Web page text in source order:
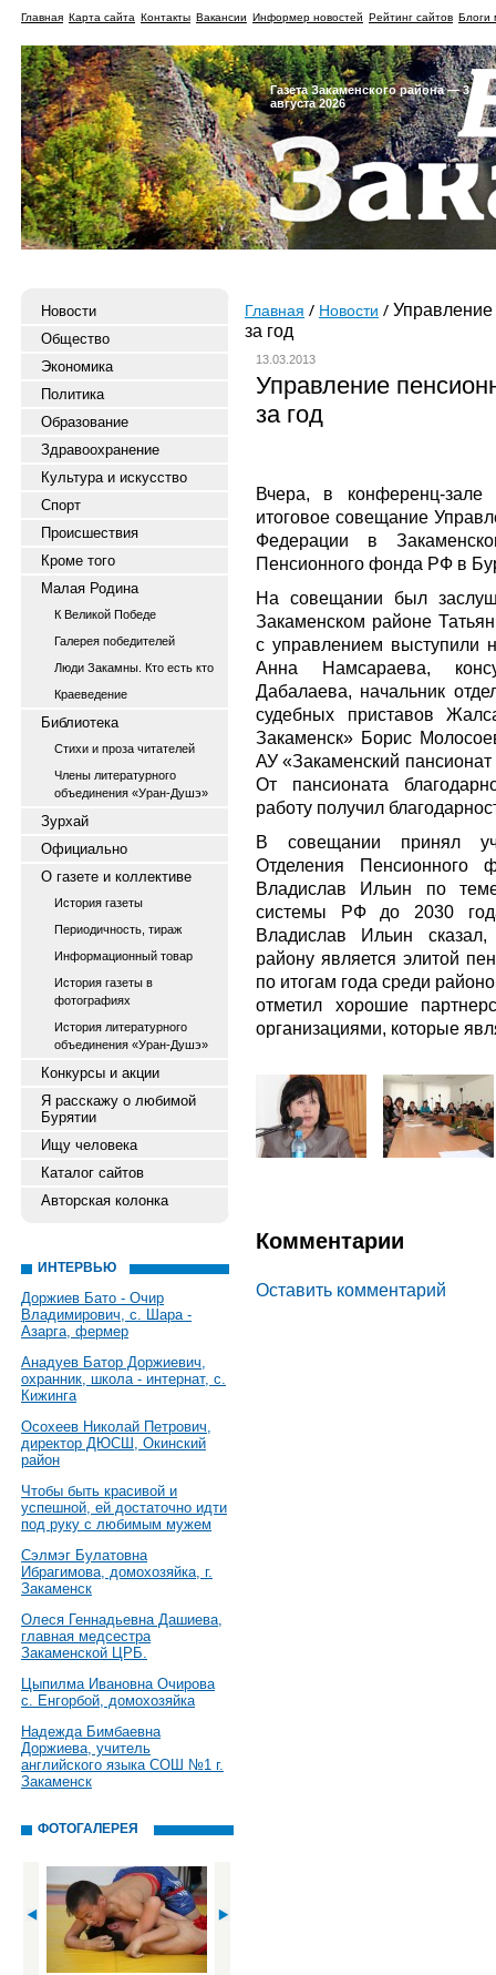
Главная Карта сайта Контакты Вакансии Информер новостей Рейтинг сайтов Блоги
Газета Закаменского района — 3
августа 2026
Новости
Общество
Экономика
Политика
Образование
Здравоохранение
Культура и искусство
Спорт
Происшествия
Кроме того
Малая Родина
К Великой Победе
Галерея победителей
Люди Закамны. Кто есть кто
Краеведение
Библиотека
Стихи и проза читателей
Члены литературного
объединения «Уран-Душэ»
Зурхай
Официально
О газете и коллективе
История газеты
Периодичность, тираж
Информационный товар
История газеты в
фотографиях
История литературного
объединения «Уран-Душэ»
Конкурсы и акции
Я расскажу о любимой
Бурятии
Ищу человека
Каталог сайтов
Авторская колонка
ИНТЕРВЬЮ
Доржиев Бато - Очир
Владимирович, с. Шара -
Азарга, фермер
Анадуев Батор Доржиевич,
охранник, школа - интернат, с.
Кижинга
Осохеев Николай Петрович,
директор ДЮСШ, Окинский
район
Чтобы быть красивой и
успешной, ей достаточно идти
под руку с любимым мужем
Сэлмэг Булатовна
Ибрагимова, домохозяйка, г.
Закаменск
Олеся Геннадьевна Дашиева,
главная медсестра
Закаменской ЦРБ.
Цыпилма Ивановна Очирова
с. Енгорбой, домохозяйка
Надежда Бимбаевна
Доржиева, учитель
английского языка СОШ №1 г.
Закаменск
ФОТОГАЛЕРЕЯ
Главная Новости
Управление
за год
13.03.2013
Управление
за год
Вчера, в конференц-зале
итоговое совещание
Федерации в
Пенсионного фонда РФ в
На совещании был
Закаменском районе
с управлением выступили
Анна Намсараева,
Дабалаева, начальник
судебных приставов
Закаменск» Борис
АУ «Закаменский
От пансионата
работу получил
В совещании принял
Отделения
Владислав Ильин по
системы РФ до 2030
Владислав Ильин
району является элитой
по итогам года среди
отметил хорошие
организациями, которые
Комментарии
Оставить комментарий